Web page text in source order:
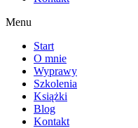
Menu
Start
O mnie
Wyprawy
Szkolenia
Książki
Blog
Kontakt